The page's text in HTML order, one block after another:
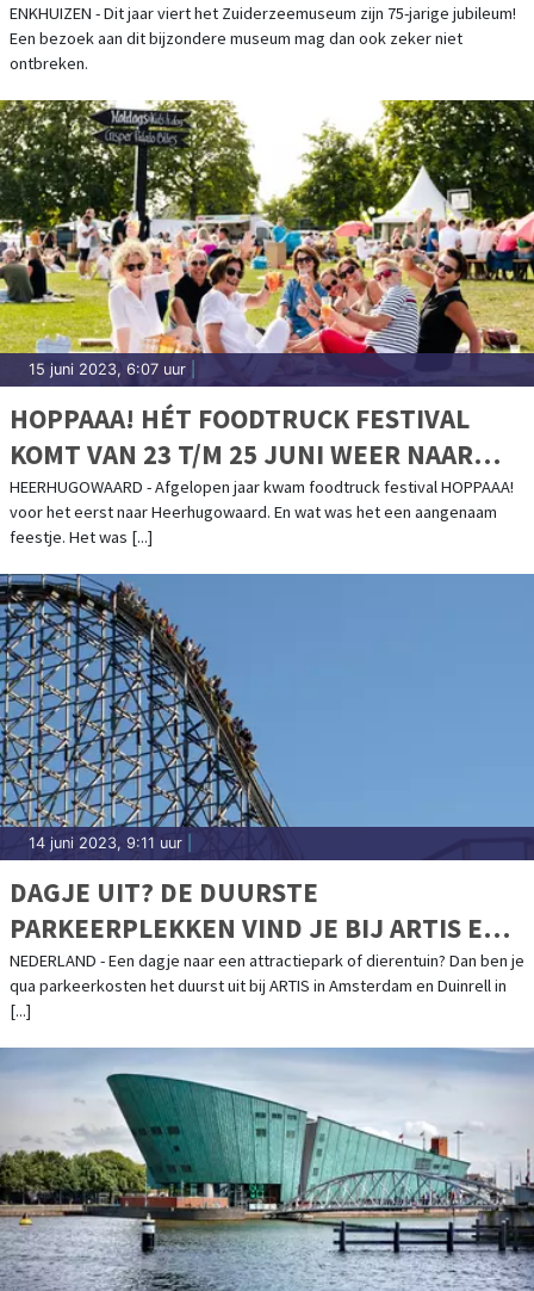
ENKHUIZEN - Dit jaar viert het Zuiderzeemuseum zijn 75-jarige jubileum!
Een bezoek aan dit bijzondere museum mag dan ook zeker niet
ontbreken.
15 juni 2023, 6:07 uur
HOPPAAA! HÉT FOODTRUCK FESTIVAL
KOMT VAN 23 T/M 25 JUNI WEER NAAR
HEERHUGOWAARD
HEERHUGOWAARD - Afgelopen jaar kwam foodtruck festival HOPPAAA!
voor het eerst naar Heerhugowaard. En wat was het een aangenaam
feestje. Het was [...]
14 juni 2023, 9:11 uur
DAGJE UIT? DE DUURSTE
PARKEERPLEKKEN VIND JE BIJ ARTIS EN
DUINRELL
NEDERLAND - Een dagje naar een attractiepark of dierentuin? Dan ben je
qua parkeerkosten het duurst uit bij ARTIS in Amsterdam en Duinrell in
[...]